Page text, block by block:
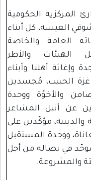
المركزية الحكومية
العيسة، كل أبناء
العامة والخاصة
الهيئات والأطر
وإغاثة أهلنا وأبناء
الحبيب، مُجسدين
والأخوّة ووحدة
عن أنبل المشاعر
والدينية، مؤكّدين على
ووحدة المستقبل
في نضاله من أجل
والمشروعة.